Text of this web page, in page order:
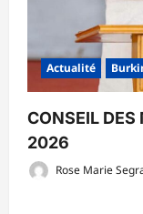
Actualité
CONSEIL
2026
Rose Marie